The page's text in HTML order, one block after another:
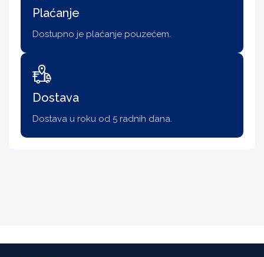
Plaćanje
Dostupno je plaćanje pouzećem.
Dostava
Dostava u roku od 5 radnih dana.